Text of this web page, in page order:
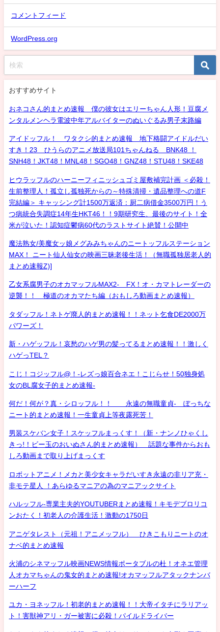
コメントフィード
WordPress.org
おすすめサイト
おネコさん的まとめ速報 僕の彼女はエリーちゃん人形！豆腐メ
ンタルメンヘラ電波中年アルバイターのぬいぐるみ男子末路編
アイドッフル！ ワタクシ的まとめ速報 地下格闘アイドルだい
すき！23 ひうらのアニメ放送局101ちゃんねる BNK48 ！
SNH48！JKT48！MNL48！SGO48！GNZ48！STU48！SKE48
ヒウラッフルのハーニーフィニッシュゴミ屋敷補完計画 ＜必殺！
生前整理人！孤立し孤独死からの～特殊清掃・遺品整理への道F
完結編＞ キャッシング計1500万返済：厨二病借金3500万円！う
つ病統合失調症14年生HKT46！！9期研究生、最後のサイト！全
米が泣いた！認知症鬱病60代のラストサイト絶賛！公開中
魔法熟女/美魔女ッ娘メグみみちゃんのニートッフルステーション
MAX！ ニート仙人仙女の映画三昧老後生活！（無職孤独居老人的
まとめ速報Z)]
乙女系腐男子のオカマッフルMAX2- FX！オ・カマトレーダーの
逆襲！！ 極道のオカマたち編（おもしろ動画まとめ速報）
タダッフル！ネトゲ廃人的まとめ速報！！ネット乞食DE2000万
パワーズ！
新・ハゲッフル！哀愁のハゲ男の髪ってるまとめ速報！！激しく
ハゲっTEL？
こじ！コジッフル@！-レズっ娘百合ネエ！こじらせ！50独身処
女のBL腐女子的まとめ速報-
何だ！何が？真・シロッフル！！ 永遠の無職童貞- ぼっちな
ニート的まとめ速報！一生童貞上等夜露死苦！
男装スケバン女子！スケッフルまっくす！（新・ナンノひゃくし
きっ!！ビー玉のおいぬさん的まとめ速報） 話題な事件からおも
しろ動画まで取り上げまっくす
ロボットアニメ！メカと美少女キャラだいすき永遠の非リア充・
非モテ星人 ！あらゆるマニアの為のマニアックサイト
ハルッフル-専業主夫的YOUTUBERまとめ速報！キモデブロリコ
ンおたく！初老人の介護生活！激動の1750日
アニゲタレスト（元祖！アニメッフル） ひきこもりニートのオ
ナベ的まとめ速報
火浦のシネマッフル映画NEWS情報ポータブルの杜！オネエ管理
人オカマちゃんの鬼女的まとめ速報!オカマッフルアタックナンバ
ーハーフ
ユカ・ヨネッフル！初老的まとめ速報！！大帝イタチにラリアッ
ト！害獣神アリ・ガー被害に必殺！パイルドライバー